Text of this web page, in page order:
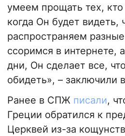
умеем прощать тех,
когда Он будет видеть,
распространяем
ссоримся в интернете,
дни, Он сделает все,
обидеть», – заключили
Ранее в СПЖ писали,
Греции обратился к
Церквей из-за